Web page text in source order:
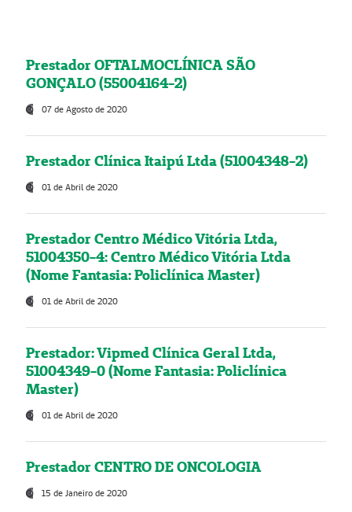
Prestador OFTALMOCLÍNICA SÃO
GONÇALO (55004164-2)
07 de Agosto de 2020
Prestador Clínica Itaipú Ltda (51004348-2)
01 de Abril de 2020
Prestador Centro Médico Vitória Ltda,
51004350-4: Centro Médico Vitória Ltda
(Nome Fantasia: Policlínica Master)
01 de Abril de 2020
Prestador: Vipmed Clínica Geral Ltda,
51004349-0 (Nome Fantasia: Policlínica
Master)
01 de Abril de 2020
Prestador CENTRO DE ONCOLOGIA
15 de Janeiro de 2020